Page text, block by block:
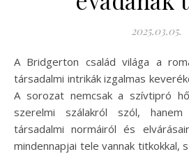
2025.03.05.
A Bridgerton család világa a romantika, a dráma és a
társadalmi intrikák izgalmas
A sorozat nemcsak a szívtipró
szerelmi szálakról szól,
társadalmi normáiról és
mindennapjai tele vannak titkokkal,